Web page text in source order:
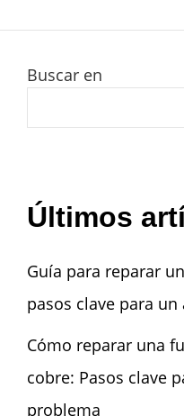
Buscar en
Últimos
Guía para reparar
pasos clave para
Cómo reparar una
cobre: Pasos clave
problema